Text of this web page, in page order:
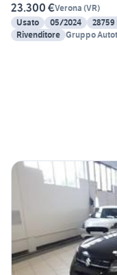
23.300 €Verona (VR)
Usato
05/2024 28759
Rivenditore Gruppo